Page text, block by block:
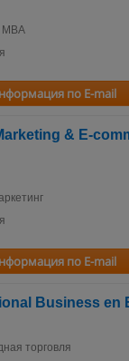
MBA
по E-mail
& E-
по E-mail
Business en
торговля